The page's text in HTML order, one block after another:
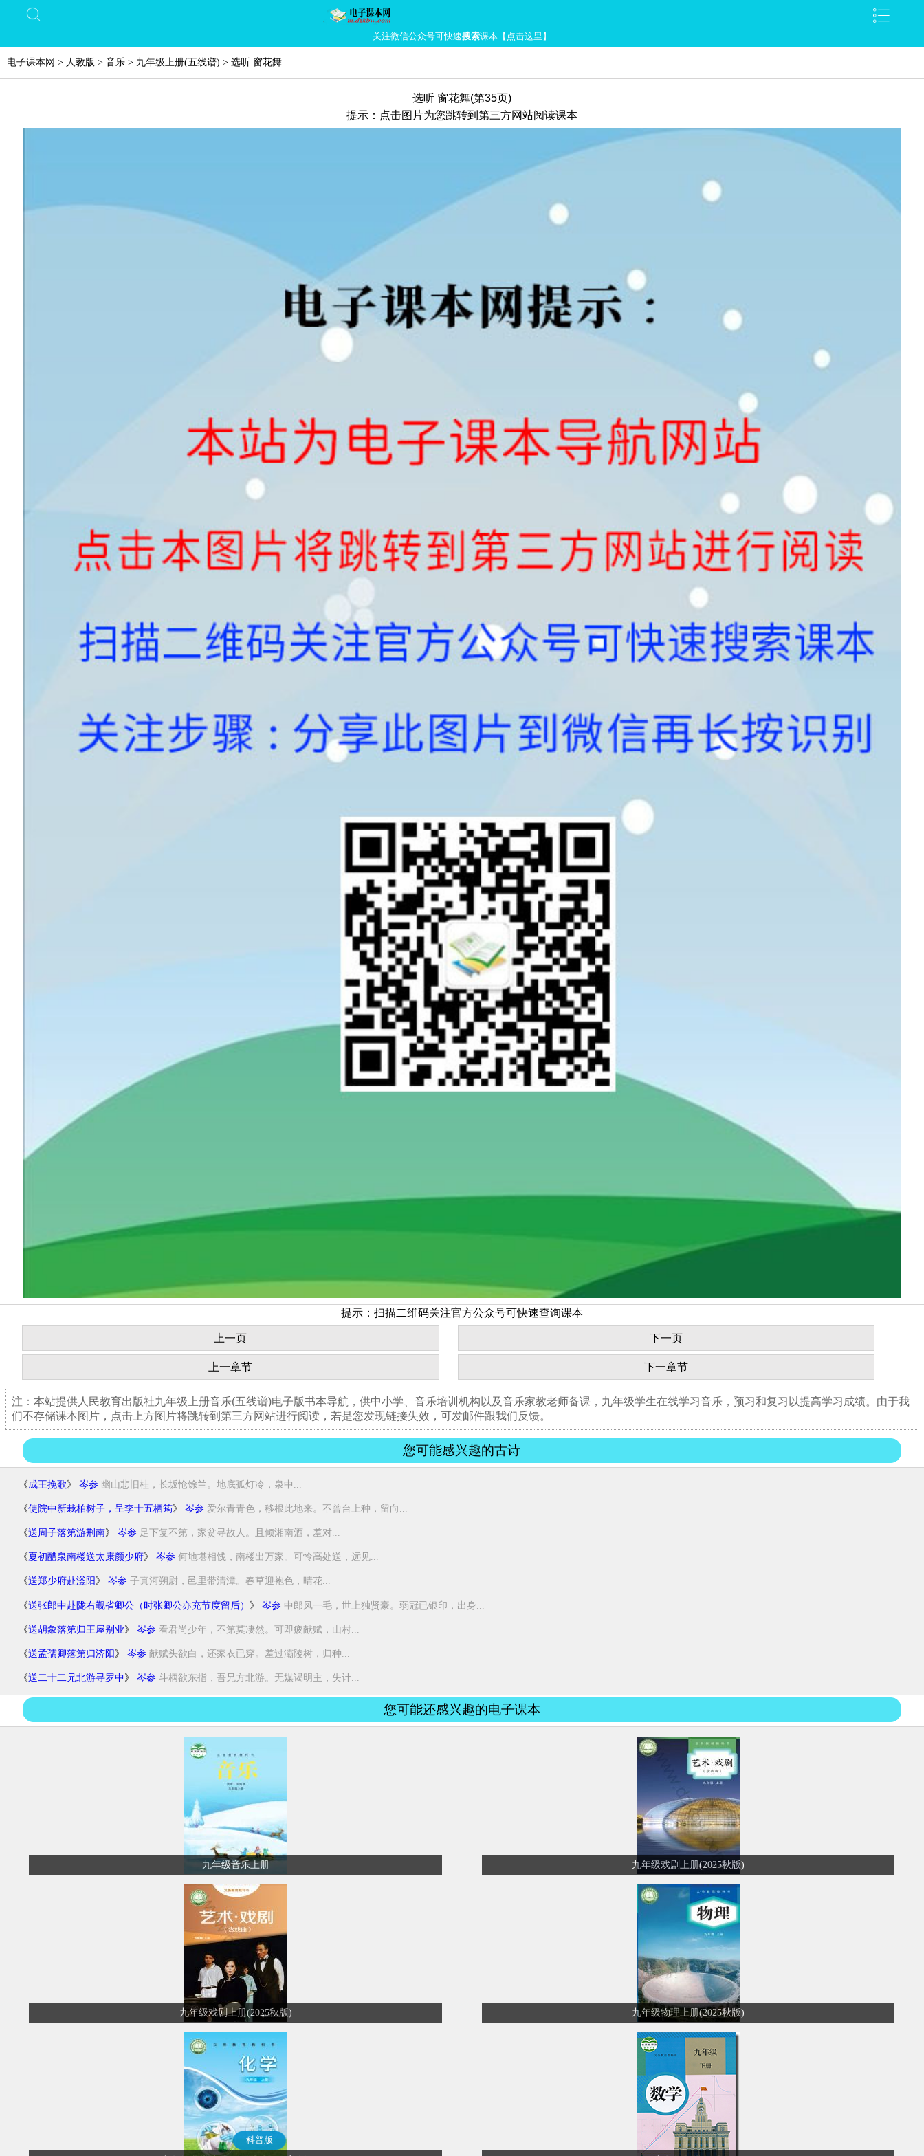
关注微信公众号可快速搜索课本【点击这里】
电子课本网 > 人教版 > 音乐 > 九年级上册(五线谱) > 选听 窗花舞
选听 窗花舞(第35页)
提示：点击图片为您跳转到第三方网站阅读课本
提示：扫描二维码关注官方公众号可快速查询课本
上一页 下一页
上一章节 下一章节
注：本站提供人民教育出版社九年级上册音乐(五线谱)电子版书本导航，供中小学、音乐培训机构以及音乐家教老师备课，九年级学生在线学习音乐，预习和复习以提高学习成绩。由于我
们不存储课本图片，点击上方图片将跳转到第三方网站进行阅读，若是您发现链接失效，可发邮件跟我们反馈。
您可能感兴趣的古诗
《成王挽歌》 岑参 幽山悲旧桂，长坂怆馀兰。地底孤灯冷，泉中...
《使院中新栽柏树子，呈李十五栖筠》 岑参 爱尔青青色，移根此地来。不曾台上种，留向...
《送周子落第游荆南》 岑参 足下复不第，家贫寻故人。且倾湘南酒，羞对...
《夏初醴泉南楼送太康颜少府》 岑参 何地堪相饯，南楼出万家。可怜高处送，远见...
《送郑少府赴滏阳 》 岑参 子真河朔尉，邑里带清漳。春草迎袍色，晴花...
《送张郎中赴陇右觐省卿公（时张卿公亦充节度留后） 》 岑参 中郎凤一毛，世上独贤豪。弱冠已银印，出身...
《送胡象落第归王屋别业》 岑参 看君尚少年，不第莫凄然。可即疲献赋，山村...
《送孟孺卿落第归济阳 》 岑参 献赋头欲白，还家衣已穿。羞过灞陵树，归种...
《送二十二兄北游寻罗中》 岑参 斗柄欲东指，吾兄方北游。无媒谒明主，失计...
您可能还感兴趣的电子课本
九年级音乐上册 九年级戏剧上册(2025秋版)
九年级戏剧上册(2025秋版) 九年级物理上册(2025秋版)
科普版